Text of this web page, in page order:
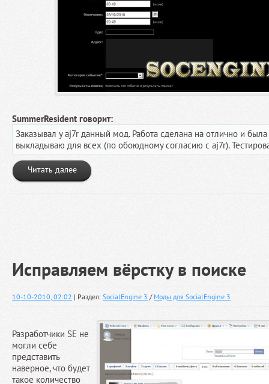
SummerResident говорит:
Заказывал у aj7r данный мод. Работа сделана на отлично и
выкладываю для всех (по обоюдному согласию с aj7r).
Читать далее
Исправляем вёрстку в поиске
10-10-2010, 02:02 | Раздел: SocialEngine 3 / Моды для SocialEngine 3
Разработчики SE не
могли себе
представить
наверное, что будет
такое количество